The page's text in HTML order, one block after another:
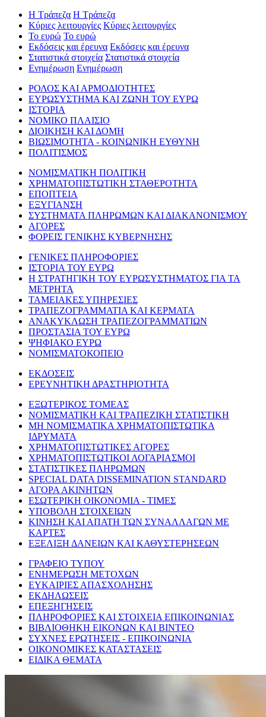
Η Τράπεζα Η Τράπεζα
Κύριες λειτουργίες Κύριες λειτουργίες
Το ευρώ Το ευρώ
Εκδόσεις και έρευνα Εκδόσεις και έρευνα
Στατιστικά στοιχεία Στατιστικά στοιχεία
Ενημέρωση Ενημέρωση
ΡΟΛΟΣ ΚΑΙ ΑΡΜΟΔΙΟΤΗΤΕΣ
ΕΥΡΩΣΥΣΤΗΜΑ ΚΑΙ ΖΩΝΗ ΤΟΥ ΕΥΡΩ
ΙΣΤΟΡΙΑ
ΝΟΜΙΚΟ ΠΛΑΙΣΙΟ
ΔΙΟΙΚΗΣΗ ΚΑΙ ΔΟΜΗ
ΒΙΩΣΙΜΟΤΗΤΑ - ΚΟΙΝΩΝΙΚΗ ΕΥΘΥΝΗ
ΠΟΛΙΤΙΣΜΟΣ
ΝΟΜΙΣΜΑΤΙΚΗ ΠΟΛΙΤΙΚΗ
ΧΡΗΜΑΤΟΠΙΣΤΩΤΙΚΗ ΣΤΑΘΕΡΟΤΗΤΑ
ΕΠΟΠΤΕΙΑ
ΕΞΥΓΙΑΝΣΗ
ΣΥΣΤΗΜΑΤΑ ΠΛΗΡΩΜΩΝ ΚΑΙ ΔΙΑΚΑΝΟΝΙΣΜΟΥ
ΑΓΟΡΕΣ
ΦΟΡΕΙΣ ΓΕΝΙΚΗΣ ΚΥΒΕΡΝΗΣΗΣ
ΓΕΝΙΚΕΣ ΠΛΗΡΟΦΟΡΙΕΣ
ΙΣΤΟΡΙΑ ΤΟΥ ΕΥΡΩ
Η ΣΤΡΑΤΗΓΙΚΗ ΤΟΥ ΕΥΡΩΣΥΣΤΗΜΑΤΟΣ ΓΙΑ ΤΑ
ΜΕΤΡΗΤΑ
ΤΑΜΕΙΑΚΕΣ ΥΠΗΡΕΣΙΕΣ
ΤΡΑΠΕΖΟΓΡΑΜΜΑΤΙΑ ΚΑΙ ΚΕΡΜΑΤΑ
ΑΝΑΚΥΚΛΩΣΗ ΤΡΑΠΕΖΟΓΡΑΜΜΑΤΙΩΝ
ΠΡΟΣΤΑΣΙΑ ΤΟΥ ΕΥΡΩ
ΨΗΦΙΑΚΟ ΕΥΡΩ
ΝΟΜΙΣΜΑΤΟΚΟΠΕΙΟ
ΕΚΔΟΣΕΙΣ
ΕΡΕΥΝΗΤΙΚΗ ΔΡΑΣΤΗΡΙΟΤΗΤΑ
ΕΞΩΤΕΡΙΚΟΣ ΤΟΜΕΑΣ
ΝΟΜΙΣΜΑΤΙΚΗ ΚΑΙ ΤΡΑΠΕΖΙΚΗ ΣΤΑΤΙΣΤΙΚΗ
ΜΗ ΝΟΜΙΣΜΑΤΙΚΑ ΧΡΗΜΑΤΟΠΙΣΤΩΤΙΚΑ
ΙΔΡΥΜΑΤΑ
ΧΡΗΜΑΤΟΠΙΣΤΩΤΙΚΕΣ ΑΓΟΡΕΣ
ΧΡΗΜΑΤΟΠΙΣΤΩΤΙΚΟΙ ΛΟΓΑΡΙΑΣΜΟΙ
ΣΤΑΤΙΣΤΙΚΕΣ ΠΛΗΡΩΜΩΝ
SPECIAL DATA DISSEMINATION STANDARD
ΑΓΟΡΑ ΑΚΙΝΗΤΩΝ
ΕΣΩΤΕΡΙΚΗ ΟΙΚΟΝΟΜΙΑ - ΤΙΜΕΣ
ΥΠΟΒΟΛΗ ΣΤΟΙΧΕΙΩΝ
ΚΙΝΗΣΗ ΚΑΙ ΑΠΑΤΗ ΤΩΝ ΣΥΝΑΛΛΑΓΩΝ ΜΕ
ΚΑΡΤΕΣ
ΕΞΕΛΙΞΗ ΔΑΝΕΙΩΝ ΚΑΙ ΚΑΘΥΣΤΕΡΗΣΕΩΝ
ΓΡΑΦΕΙΟ ΤΥΠΟΥ
ΕΝΗΜΕΡΩΣΗ ΜΕΤΟΧΩΝ
ΕΥΚΑΙΡΙΕΣ ΑΠΑΣΧΟΛΗΣΗΣ
ΕΚΔΗΛΩΣΕΙΣ
ΕΠΕΞΗΓΗΣΕΙΣ
ΠΛΗΡΟΦΟΡΙΕΣ ΚΑΙ ΣΤΟΙΧΕΙΑ ΕΠΙΚΟΙΝΩΝΙΑΣ
ΒΙΒΛΙΟΘΗΚΗ ΕΙΚΟΝΩΝ ΚΑΙ ΒΙΝΤΕΟ
ΣΥΧΝΕΣ ΕΡΩΤΗΣΕΙΣ - ΕΠΙΚΟΙΝΩΝΙΑ
ΟΙΚΟΝΟΜΙΚΕΣ ΚΑΤΑΣΤΑΣΕΙΣ
ΕΙΔΙΚΑ ΘΕΜΑΤΑ